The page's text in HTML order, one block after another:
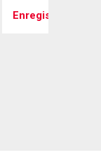
Enregistrer